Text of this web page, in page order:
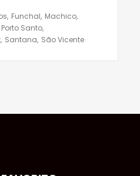
Funchal Machico
Porto Santo
Santana São Vicente